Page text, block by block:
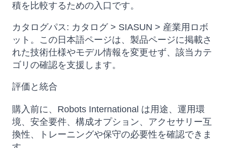
積を比較するための入口です。
カタログパス: カタログ > SIASUN > 産業用ロボ
ット。この日本語ページは、製品ページに掲載さ
れた技術仕様やモデル情報を変更せず、該当カテ
ゴリの確認を支援します。
評価と統合
購入前に、Robots International は用途、運用環
境、安全要件、構成オプション、アクセサリー互
換性、トレーニングや保守の必要性を確認できま